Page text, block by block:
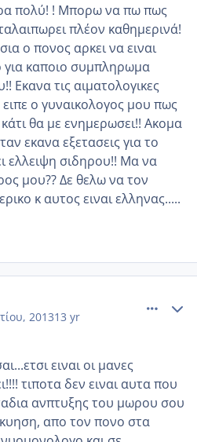
πολύ! ! Μπορω να πω πως
πλέον καθημερινά!
ο πονος αρκει να ειναι
καποιο συμπληρωμα
Εκανα τις αιματολογικες
ο γυναικολογος μου πως
θα με ενημερωσει!! Ακομα
εκανα εξετασεις για το
ελλειψη σιδηρου!! Μα να
μου?? Δε θελω να τον
κ αυτος ειναι ελληνας.....
201313 yr
ειναι οι μανες
τιποτα δεν ειναι αυτα που
ανπτυξης του μωρου σου
απο τον πονο στα